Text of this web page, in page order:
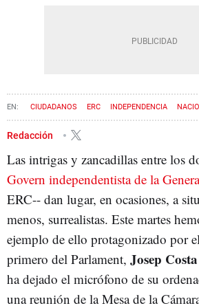
CIUDADANOS ERC INDEPENDENCIA
JUNTS PER CATALUNYA
Redacción
Las intrigas y zancadillas entre los
Govern independentista de la
ERC-- dan lugar, en ocasiones, a
menos, surrealistas. Este martes
ejemplo de ello protagonizado por
primero del Parlament, Josep
ha dejado el micrófono de su
una reunión de la Mesa de la